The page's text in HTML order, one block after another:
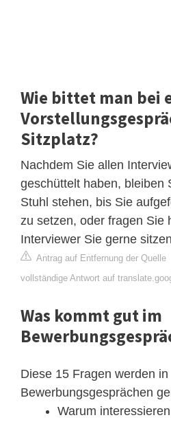
Wie bittet man bei
Sitzplatz?
Nachdem Sie allen
geschüttelt haben, bleiben
Stuhl stehen, bis Sie
zu setzen, oder fragen Sie
Interviewer Sie gerne
Antrag auf Entfernung der Quelle
vollständige Antwort auf
Was kommt gut im
Diese 15 Fragen werden in
Bewerbungsgesprächen
Warum